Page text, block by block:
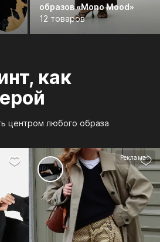
образов «Mono Mood»
12 товаров
как
центром любого образа
Реклама